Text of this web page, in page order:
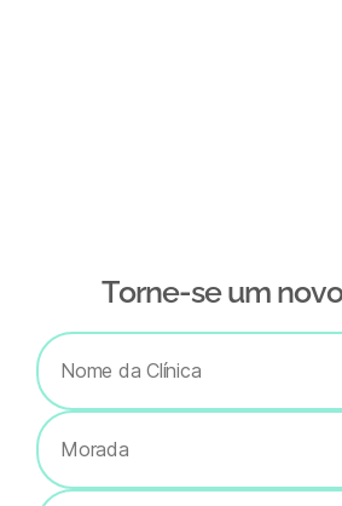
Тorne-se um